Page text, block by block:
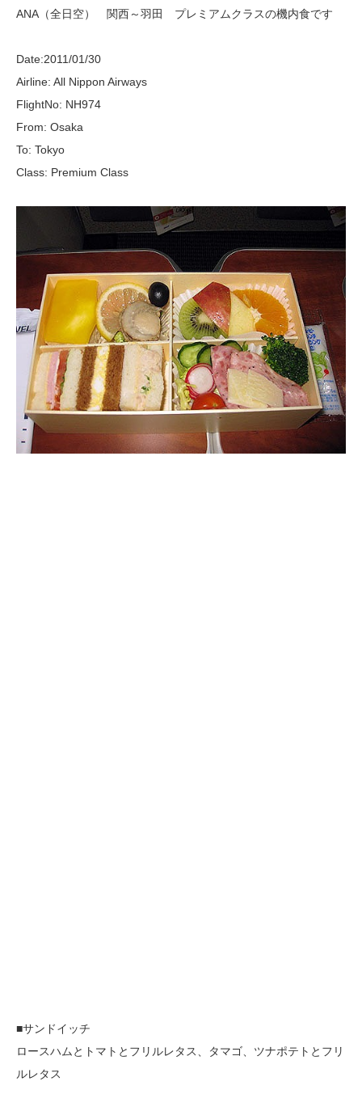
ANA（全日空） 関西～羽田 プレミアムクラスの機内食です
Date:2011/01/30
Airline: All Nippon Airways
FlightNo: NH974
From: Osaka
To: Tokyo
Class: Premium Class
■サンドイッチ
ロースハムとトマトとフリルレタス、タマゴ、ツナポテトとフリ
ルレタス